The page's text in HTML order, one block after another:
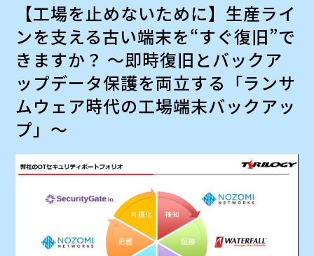
【工場を止めないために】生産ライ
ンを支える古い端末を“すぐ復旧”で
きますか？ ～即時復旧とバックア
ップデータ保護を両立する「ランサ
ムウェア時代の工場端末バックアッ
プ」～